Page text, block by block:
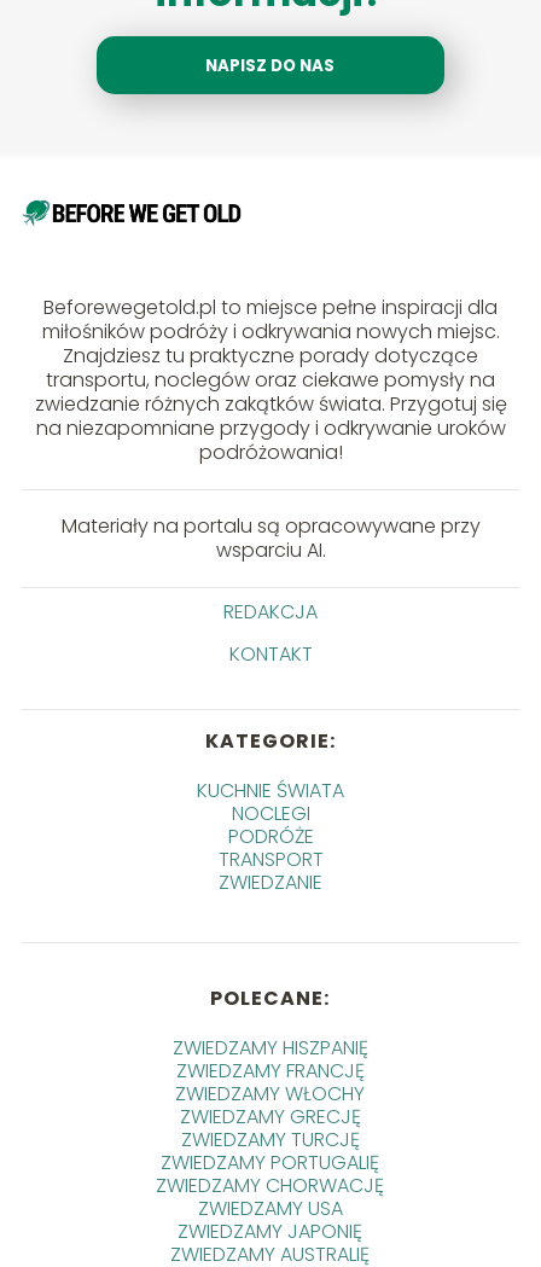
NAPISZ DO NAS
Beforewegetold.pl to miejsce pełne inspiracji dla
miłośników podróży i odkrywania nowych miejsc.
Znajdziesz tu praktyczne porady dotyczące
transportu, noclegów oraz ciekawe pomysły na
zwiedzanie różnych zakątków świata. Przygotuj się
na niezapomniane przygody i odkrywanie uroków
podróżowania!
Materiały na portalu są opracowywane przy
wsparciu AI.
REDAKCJA
KONTAKT
KATEGORIE:
KUCHNIE ŚWIATA
NOCLEGI
PODRÓŻE
TRANSPORT
ZWIEDZANIE
POLECANE:
ZWIEDZAMY HISZPANIĘ
ZWIEDZAMY FRANCJĘ
ZWIEDZAMY WŁOCHY
ZWIEDZAMY GRECJĘ
ZWIEDZAMY TURCJĘ
ZWIEDZAMY PORTUGALIĘ
ZWIEDZAMY CHORWACJĘ
ZWIEDZAMY USA
ZWIEDZAMY JAPONIĘ
ZWIEDZAMY AUSTRALIĘ